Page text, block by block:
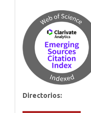
Directorios: